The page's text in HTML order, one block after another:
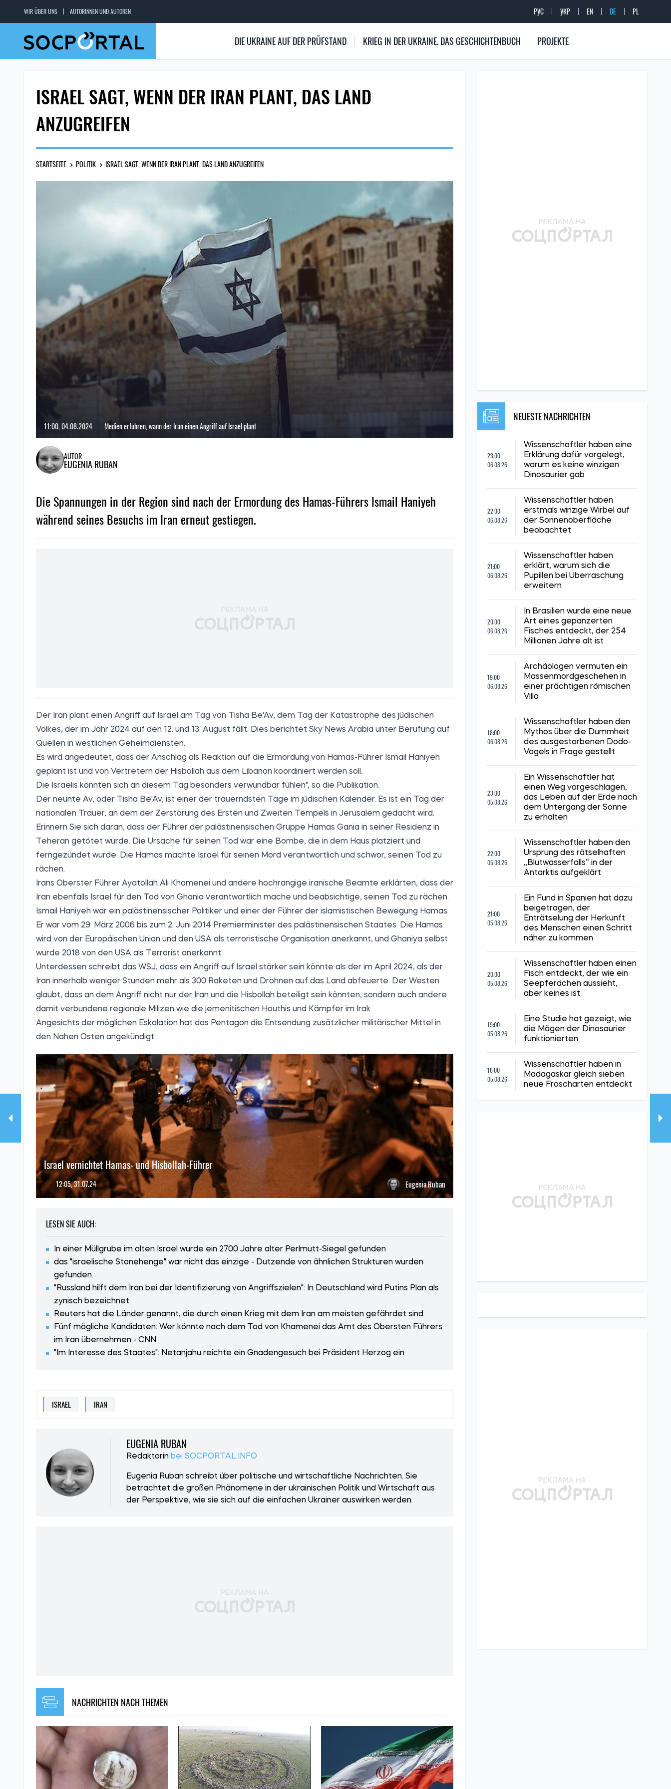
WIR ÜBER UNS AUTORINNEN UND AUTOREN РУС УКР EN DE PL
DIE UKRAINE AUF DER PRÜFSTAND KRIEG IN DER UKRAINE. DAS GESCHICHTENBUCH PROJEKTE
ISRAEL SAGT, WENN DER IRAN PLANT, DAS LAND
ANZUGREIFEN
STARTSEITE POLITIK ISRAEL SAGT, WENN DER IRAN PLANT, DAS LAND ANZUGREIFEN
11:00, 04.08.2024 Medien erfuhren, wann der Iran einen Angriff auf Israel plant
AUTOR
EUGENIA RUBAN
Die Spannungen in der Region sind nach der Ermordung des Hamas-Führers Ismail Haniyeh
während seines Besuchs im Iran erneut gestiegen.
Der Iran plant einen Angriff auf Israel am Tag von Tisha Be'Av, dem Tag der Katastrophe des jüdischen
Volkes, der im Jahr 2024 auf den 12. und 13. August fällt. Dies berichtet Sky News Arabia unter Berufung auf
Quellen in westlichen Geheimdiensten.
Es wird angedeutet, dass der Anschlag als Reaktion auf die Ermordung von Hamas-Führer Ismail Haniyeh
geplant ist und von Vertretern der Hisbollah aus dem Libanon koordiniert werden soll.
Die Israelis könnten sich an diesem Tag besonders verwundbar fühlen", so die Publikation.
Der neunte Av, oder Tisha Be'Av, ist einer der trauerndsten Tage im jüdischen Kalender. Es ist ein Tag der
nationalen Trauer, an dem der Zerstörung des Ersten und Zweiten Tempels in Jerusalem gedacht wird.
Erinnern Sie sich daran, dass der Führer der palästinensischen Gruppe Hamas Gania in seiner Residenz in
Teheran getötet wurde. Die Ursache für seinen Tod war eine Bombe, die in dem Haus platziert und
ferngezündet wurde. Die Hamas machte Israel für seinen Mord verantwortlich und schwor, seinen Tod zu
rächen.
Irans Oberster Führer Ayatollah Ali Khamenei und andere hochrangige iranische Beamte erklärten, dass der
Iran ebenfalls Israel für den Tod von Ghania verantwortlich mache und beabsichtige, seinen Tod zu rächen.
Ismail Haniyeh war ein palästinensischer Politiker und einer der Führer der islamistischen Bewegung Hamas.
Er war vom 29. März 2006 bis zum 2. Juni 2014 Premierminister des palästinensischen Staates. Die Hamas
wird von der Europäischen Union und den USA als terroristische Organisation anerkannt, und Ghaniya selbst
wurde 2018 von den USA als Terrorist anerkannt.
Unterdessen schreibt das WSJ, dass ein Angriff auf Israel stärker sein könnte als der im April 2024, als der
Iran innerhalb weniger Stunden mehr als 300 Raketen und Drohnen auf das Land abfeuerte. Der Westen
glaubt, dass an dem Angriff nicht nur der Iran und die Hisbollah beteiligt sein könnten, sondern auch andere
damit verbundene regionale Milizen wie die jemenitischen Houthis und Kämpfer im Irak.
Angesichts der möglichen Eskalation hat das Pentagon die Entsendung zusätzlicher militärischer Mittel in
den Nahen Osten angekündigt.
Israel vernichtet Hamas- und Hisbollah-Führer
12:05, 31.07.24 Eugenia Ruban
LESEN SIE AUCH:
In einer Müllgrube im alten Israel wurde ein 2700 Jahre alter Perlmutt-Siegel gefunden
das "israelische Stonehenge" war nicht das einzige - Dutzende von ähnlichen Strukturen wurden
gefunden
"Russland hilft dem Iran bei der Identifizierung von Angriffszielen": In Deutschland wird Putins Plan als
zynisch bezeichnet
Reuters hat die Länder genannt, die durch einen Krieg mit dem Iran am meisten gefährdet sind
Fünf mögliche Kandidaten: Wer könnte nach dem Tod von Khamenei das Amt des Obersten Führers
im Iran übernehmen - CNN
"Im Interesse des Staates": Netanjahu reichte ein Gnadengesuch bei Präsident Herzog ein
ISRAEL IRAN
EUGENIA RUBAN
Redaktorin bei SOCPORTAL.INFO
Eugenia Ruban schreibt über politische und wirtschaftliche Nachrichten. Sie
betrachtet die großen Phänomene in der ukrainischen Politik und Wirtschaft aus
der Perspektive, wie sie sich auf die einfachen Ukrainer auswirken werden.
NACHRICHTEN NACH THEMEN
NEUESTE NACHRICHTEN
23:00
06.08.26
Wissenschaftler haben eine
Erklärung dafür vorgelegt,
warum es keine winzigen
Dinosaurier gab
22:00
06.08.26
Wissenschaftler haben
erstmals winzige Wirbel auf
der Sonnenoberfläche
beobachtet
21:00
06.08.26
Wissenschaftler haben
erklärt, warum sich die
Pupillen bei Überraschung
erweitern
20:00
06.08.26
In Brasilien wurde eine neue
Art eines gepanzerten
Fisches entdeckt, der 254
Millionen Jahre alt ist
19:00
06.08.26
Archäologen vermuten ein
Massenmordgeschehen in
einer prächtigen römischen
Villa
18:00
06.08.26
Wissenschaftler haben den
Mythos über die Dummheit
des ausgestorbenen Dodo-
Vogels in Frage gestellt
23:00
05.08.26
Ein Wissenschaftler hat
einen Weg vorgeschlagen,
das Leben auf der Erde nach
dem Untergang der Sonne
zu erhalten
22:00
05.08.26
Wissenschaftler haben den
Ursprung des rätselhaften
„Blutwasserfalls“ in der
Antarktis aufgeklärt
21:00
05.08.26
Ein Fund in Spanien hat dazu
beigetragen, der
Enträtselung der Herkunft
des Menschen einen Schritt
näher zu kommen
20:00
05.08.26
Wissenschaftler haben einen
Fisch entdeckt, der wie ein
Seepferdchen aussieht,
aber keines ist
19:00
05.08.26
Eine Studie hat gezeigt, wie
die Mägen der Dinosaurier
funktionierten
18:00
05.08.26
Wissenschaftler haben in
Madagaskar gleich sieben
neue Froscharten entdeckt